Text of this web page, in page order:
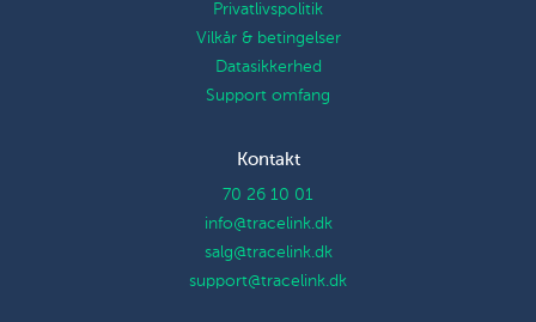
Privatlivspolitik
Vilkår & betingelser
Datasikkerhed
Support omfang
Kontakt
70 26 10 01
info@tracelink.dk
salg@tracelink.dk
support@tracelink.dk